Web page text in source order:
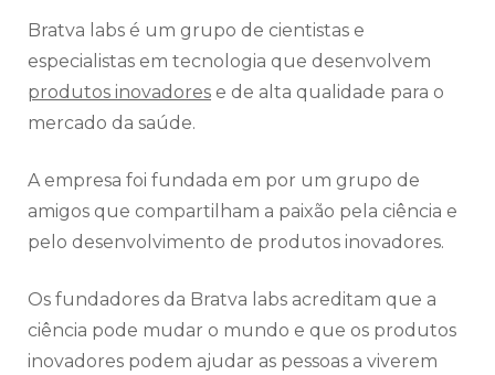
Bratva labs é um grupo de cientistas e
especialistas em tecnologia que desenvolvem
produtos inovadores e de alta qualidade para o
mercado da saúde.
A empresa foi fundada em por um grupo de
amigos que compartilham a paixão pela ciência e
pelo desenvolvimento de produtos inovadores.
Os fundadores da Bratva labs acreditam que a
ciência pode mudar o mundo e que os produtos
inovadores podem ajudar as pessoas a viverem